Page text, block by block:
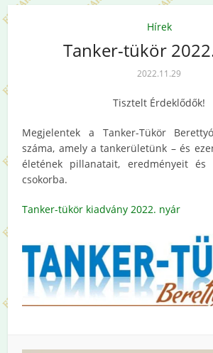
Hírek
Tanker-tükör
2022.11.29
Tisztelt Érdeklődők!
Megjelentek a Tanker-Tükör
száma, amely a tankerületünk – és
életének pillanatait, eredményeit
csokorba.
Tanker-tükör kiadvány 2022. nyár